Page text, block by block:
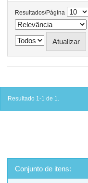
Resultados/Página
Resultado 1-1 de 1.
Conjunto de itens: